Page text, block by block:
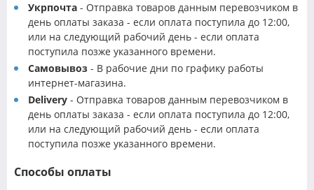
Укрпочта - Отправка товаров данным перевозчиком в
день оплаты заказа - если оплата поступила до 12:00,
или на следующий рабочий день - если оплата
поступила позже указанного времени.
Самовывоз - В рабочие дни по графику работы
интернет-магазина.
Delivery - Отправка товаров данным перевозчиком в
день оплаты заказа - если оплата поступила до 12:00,
или на следующий рабочий день - если оплата
поступила позже указанного времени.
Способы оплаты